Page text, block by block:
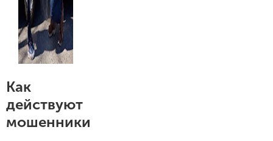
Как
действуют
мошенники